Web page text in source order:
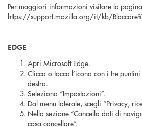
Per maggiori informazioni visitare la pagina
https://support.mozilla.org/it/kb/
EDGE
Apri Microsoft Edge.
Clicca o tocca l’icona con i tre
destra.
Seleziona “Impostazioni”.
Dal menu laterale, scegli “Privacy,
Nella sezione “Cancella dati di
cosa cancellare”.